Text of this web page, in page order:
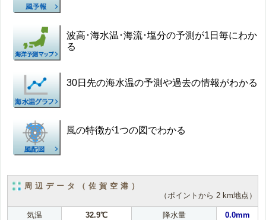
波高･海水温･海流･塩分の予測が1日毎にわか
る
30日先の海水温の予測や過去の情報がわかる
風の特徴が1つの図でわかる
周辺データ（佐賀空港）
（ポイントから 2 km地点）
気温 32.9℃ 降水量
0.0mm